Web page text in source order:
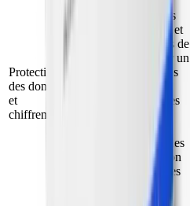
Protection
des données
et
chiffrement
Chiffrement à toutes
les étapes (au repos et
en transit), systèmes de
gestion de clés pour un
stockage sûr des clés
prévention des pertes
informations sensibles
Exemple : prévention
des fuites de données